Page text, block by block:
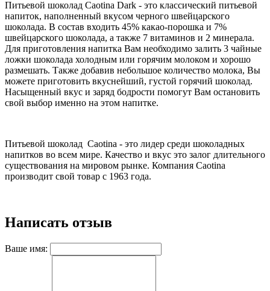
Питьевой шоколад Caotina Dark - это классический питьевой
напиток, наполненный вкусом черного швейцарского
шоколада. В состав входить 45% какао-порошка и 7%
швейцарского шоколада, а также 7 витаминов и 2 минерала.
Для приготовления напитка Вам необходимо залить 3 чайные
ложки шоколада холодным или горячим молоком и хорошо
размешать. Также добавив небольшое количество молока, Вы
можете приготовить вкуснейший, густой горячий шоколад.
Насыщенный вкус и заряд бодрости помогут Вам остановить
свой выбор именно на этом напитке.
Питьевой шоколад Caotina - это лидер среди шоколадных
напитков во всем мире. Качество и вкус это залог длительного
существования на мировом рынке. Компания Caotina
производит свой товар с 1963 года.
Написать отзыв
Ваше имя: